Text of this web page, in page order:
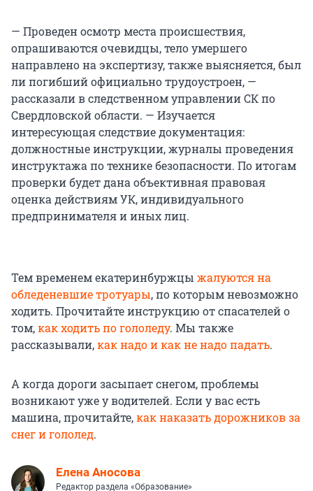
— Проведен осмотр места происшествия,
опрашиваются очевидцы, тело умершего
направлено на экспертизу, также выясняется, был
ли погибший официально трудоустроен, —
рассказали в следственном управлении СК по
Свердловской области. — Изучается
интересующая следствие документация:
должностные инструкции, журналы проведения
инструктажа по технике безопасности. По итогам
проверки будет дана объективная правовая
оценка действиям УК, индивидуального
предпринимателя и иных лиц.
Тем временем екатеринбуржцы жалуются на
обледеневшие тротуары, по которым невозможно
ходить. Прочитайте инструкцию от спасателей о
том,как ходить по гололеду. Мы также
рассказывали,как надо и как не надо падать.
А когда дороги засыпает снегом, проблемы
возникают уже у водителей. Если у вас есть
машина, прочитайте,как наказать дорожников за
снег и гололед.
Елена Аносова
Редактор раздела «Образование»